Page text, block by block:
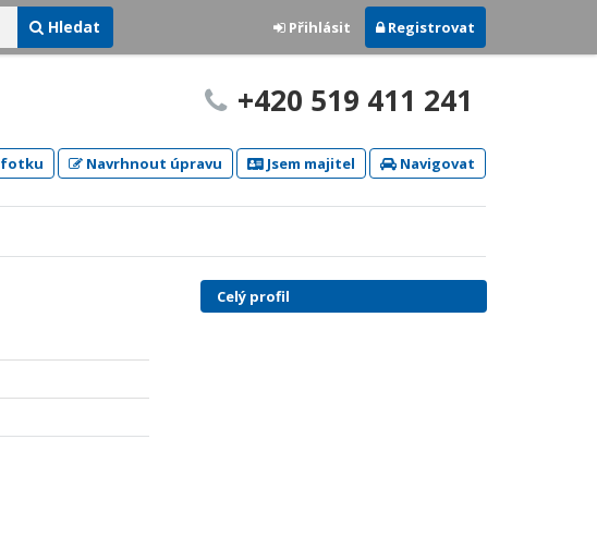
Hledat Přihlásit Registrovat
+420 519 411 241
Navrhnout úpravu Jsem majitel Navigovat
Celý profil